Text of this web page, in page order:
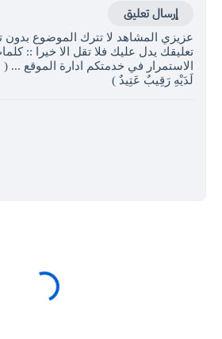
إرسال تعليق
عزيزي المشاهد لا تترك الموضوع بدون
تعليقك يدل عليك فلا تقل الا خيرا ::
الاستمرار في خدمتكم ادارة الموقع ...
لَدَيْهِ رَقِيبٌ عَتِيدٌ )